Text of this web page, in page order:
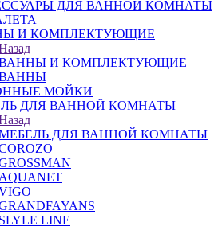
ДЛЯ ВАННОЙ КОМНАТЫ
И КОМПЛЕКТУЮЩИЕ
И КОМПЛЕКТУЮЩИЕ
МОЙКИ
ДЛЯ ВАННОЙ КОМНАТЫ
ДЛЯ ВАННОЙ КОМНАТЫ
AQUANET
SLYLE LINE